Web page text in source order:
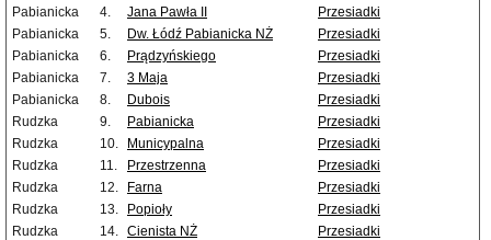
Pabianicka
4. Jana Pawła II
Przesiadki
Pabianicka
5. Dw. Łódź Pabianicka NŻ
Przesiadki
Pabianicka
6. Prądzyńskiego
Przesiadki
Pabianicka
7. 3 Maja
Przesiadki
Pabianicka
8. Dubois
Przesiadki
Rudzka
9. Pabianicka
Przesiadki
Rudzka
10. Municypalna
Przesiadki
Rudzka
11. Przestrzenna
Przesiadki
Rudzka
12. Farna
Przesiadki
Rudzka
13. Popioły
Przesiadki
Rudzka
14. Cienista NŻ
Przesiadki